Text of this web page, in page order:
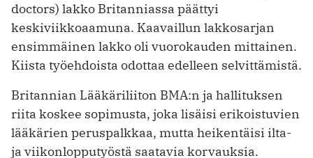
doctors) lakko Britanniassa päättyi
keskiviikkoaamuna. Kaavaillun lakkosarjan
ensimmäinen lakko oli vuorokauden mittainen.
Kiista työehdoista odottaa edelleen selvittämistä.
Britannian Lääkäriliiton BMA:n ja hallituksen
riita koskee sopimusta, joka lisäisi erikoistuvien
lääkärien peruspalkkaa, mutta heikentäisi ilta-
ja viikonlopputyöstä saatavia korvauksia.